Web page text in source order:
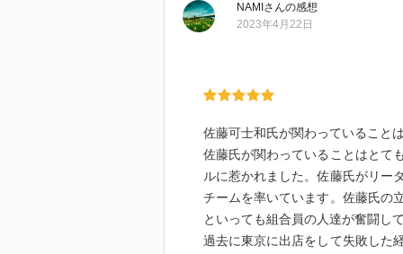
NAMI さんの感想
2023年4月22日
佐藤可士和氏が関わっていること
佐藤氏が関わっていることはとて
ルに惹かれました。佐藤氏がリー
チームを率いています。佐藤氏の
といっても組合員の人達が奮闘し
過去に東京に出店をして失敗した